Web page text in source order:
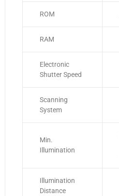
ROM
RAM
Electronic
Shutter Speed
Scanning
System
Min.
Illumination
Illumination
Distance